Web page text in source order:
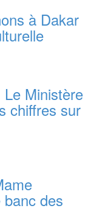
à Dakar
Ministère
chiffres sur
des